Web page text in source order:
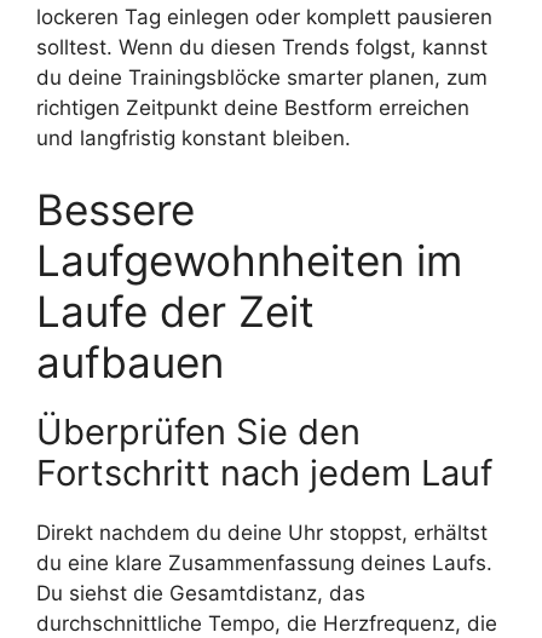
lockeren Tag einlegen oder komplett pausieren
solltest. Wenn du diesen Trends folgst, kannst
du deine Trainingsblöcke smarter planen, zum
richtigen Zeitpunkt deine Bestform erreichen
und langfristig konstant bleiben.
Bessere
Laufgewohnheiten im
Laufe der Zeit
aufbauen
Überprüfen Sie den
Fortschritt nach jedem Lauf
Direkt nachdem du deine Uhr stoppst, erhältst
du eine klare Zusammenfassung deines Laufs.
Du siehst die Gesamtdistanz, das
durchschnittliche Tempo, die Herzfrequenz, die